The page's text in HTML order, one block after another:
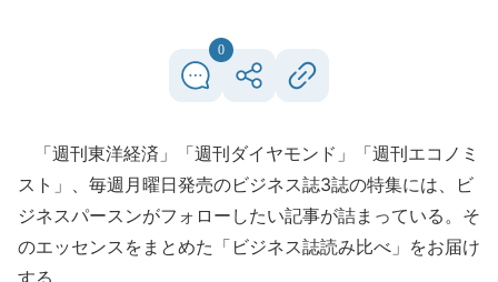
0
「週刊東洋経済」「週刊ダイヤモンド」「週刊エコノミ
スト」、毎週月曜日発売のビジネス誌3誌の特集には、ビ
ジネスパースンがフォローしたい記事が詰まっている。そ
のエッセンスをまとめた「ビジネス誌読み比べ」をお届け
する。